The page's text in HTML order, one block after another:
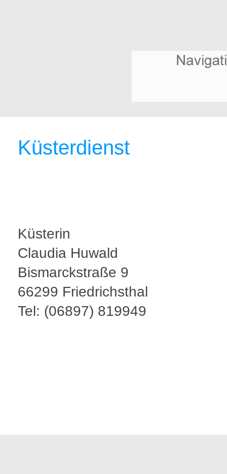
Küsterdienst
Küsterin
Claudia Huwald
Bismarckstraße 9
66299 Friedrichsthal
Tel: (06897) 819949